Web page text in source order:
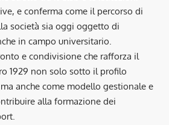
e conferma come il percorso di
società sia oggi oggetto di
in campo universitario.
e condivisione che rafforza il
1929 non solo sotto il profilo
anche come modello gestionale e
alla formazione dei